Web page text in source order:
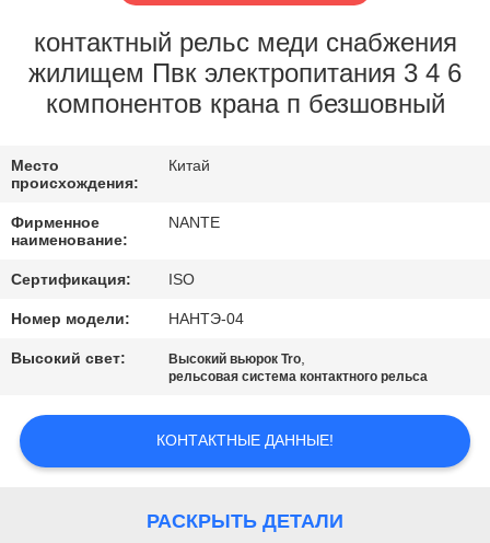
ФАБРИКА
КАЧЕСТВО
СВЯЗАТЬСЯ
С
НАМИ
СПРОСИТЕ
COMPANY
контактный рельс меди снабжения
жилищем Пвк электропитания 3 4 6
компонентов крана п безшовный
Место
происхождения:
Китай
Фирменное
наименование:
NANTE
Сертификация: ISO
Номер модели: НАНТЭ-04
Высокий свет: Высокий вьюрок Tro,
рельсовая система контактного рельса
КОНТАКТНЫЕ ДАННЫЕ!
РАСКРЫТЬ ДЕТАЛИ